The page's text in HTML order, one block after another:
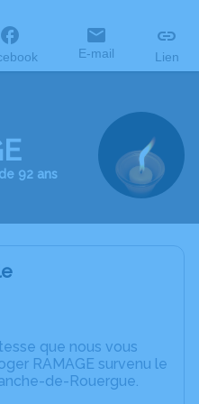
E-mail Lien
92 ans
que nous vous
RAMAGE survenu le
de-Rouergue.